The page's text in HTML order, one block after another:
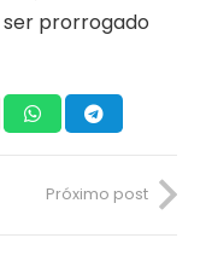
prorrogado
Próximo post